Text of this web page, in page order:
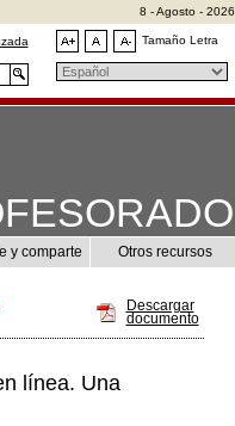
8 - Agosto - 2026
Tamaño Letra
y comparte Otros recursos
Descargar
documento
línea. Una